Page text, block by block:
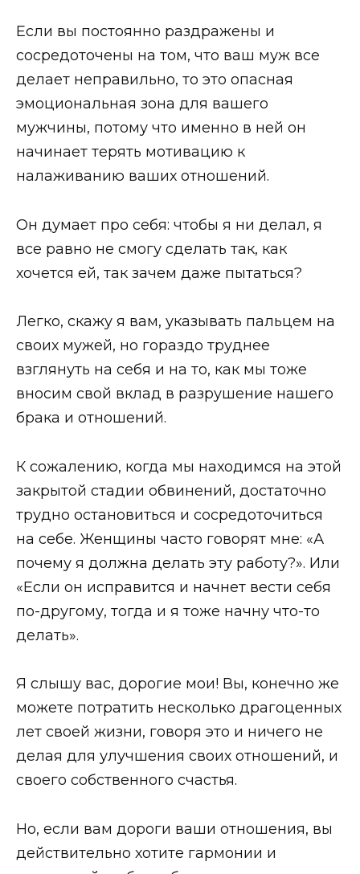
Если вы постоянно раздражены и
сосредоточены на том, что ваш муж все
делает неправильно, то это опасная
эмоциональная зона для вашего
мужчины, потому что именно в ней он
начинает терять мотивацию к
налаживанию ваших отношений.
Он думает про себя: чтобы я ни делал, я
все равно не смогу сделать так, как
хочется ей, так зачем даже пытаться?
Легко, скажу я вам, указывать пальцем на
своих мужей, но гораздо труднее
взглянуть на себя и на то, как мы тоже
вносим свой вклад в разрушение нашего
брака и отношений.
К сожалению, когда мы находимся на этой
закрытой стадии обвинений, достаточно
трудно остановиться и сосредоточиться
на себе. Женщины часто говорят мне: «А
почему я должна делать эту работу?». Или
«Если он исправится и начнет вести себя
по-другому, тогда и я тоже начну что-то
делать».
Я слышу вас, дорогие мои! Вы, конечно же
можете потратить несколько драгоценных
лет своей жизни, говоря это и ничего не
делая для улучшения своих отношений, и
своего собственного счастья.
Но, если вам дороги ваши отношения, вы
действительно хотите гармонии и